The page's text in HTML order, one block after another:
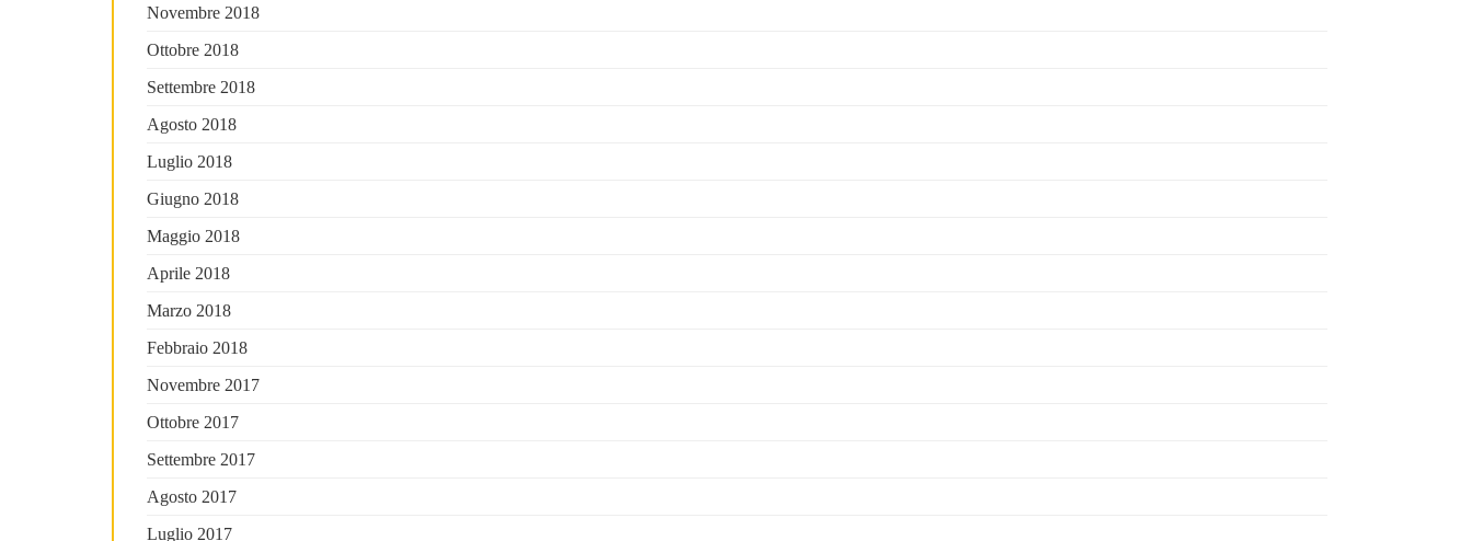
Novembre 2018
Ottobre 2018
Settembre 2018
Agosto 2018
Luglio 2018
Giugno 2018
Maggio 2018
Aprile 2018
Marzo 2018
Febbraio 2018
Novembre 2017
Ottobre 2017
Settembre 2017
Agosto 2017
Luglio 2017